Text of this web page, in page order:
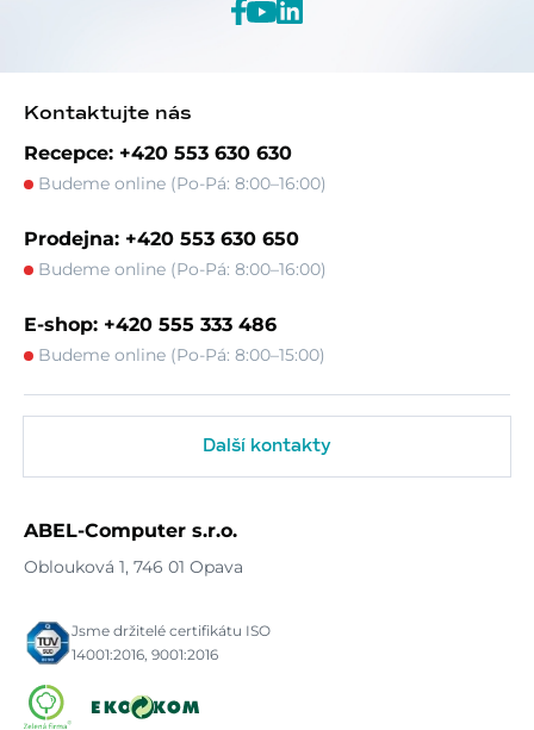
Kontaktujte nás
Recepce: +420 553 630 630
Budeme online (Po-Pá: 8:00–16:00)
Prodejna: +420 553 630 650
Budeme online (Po-Pá: 8:00–16:00)
E-shop: +420 555 333 486
Budeme online (Po-Pá: 8:00–15:00)
Další kontakty
ABEL-Computer s.r.o.
Oblouková 1, 746 01 Opava
Jsme držitelé certifikátu ISO
14001:2016, 9001:2016